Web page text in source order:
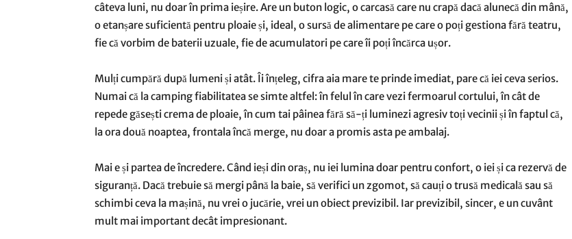
câteva luni, nu doar în prima ieșire. Are un buton logic, o carcasă care nu crapă dacă alunecă din mână,
o etanșare suficientă pentru ploaie și, ideal, o sursă de alimentare pe care o poți gestiona fără teatru,
fie că vorbim de baterii uzuale, fie de acumulatori pe care îi poți încărca ușor.
Mulți cumpără după lumeni și atât. Îi înțeleg, cifra aia mare te prinde imediat, pare că iei ceva serios.
Numai că la camping fiabilitatea se simte altfel: în felul în care vezi fermoarul cortului, în cât de
repede găsești crema de ploaie, în cum tai pâinea fără să-ți luminezi agresiv toți vecinii și în faptul că,
la ora două noaptea, frontala încă merge, nu doar a promis asta pe ambalaj.
Mai e și partea de încredere. Când ieși din oraș, nu iei lumina doar pentru confort, o iei și ca rezervă de
siguranță. Dacă trebuie să mergi până la baie, să verifici un zgomot, să cauți o trusă medicală sau să
schimbi ceva la mașină, nu vrei o jucărie, vrei un obiect previzibil. Iar previzibil, sincer, e un cuvânt
mult mai important decât impresionant.